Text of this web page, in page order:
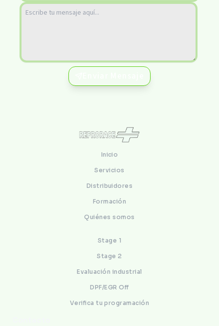
Inicio
Servicios
Distribuidores
Formación
Quiénes somos
Stage 1
Stage 2
Evaluación industrial
DPF/EGR Off
Verifica tu programación